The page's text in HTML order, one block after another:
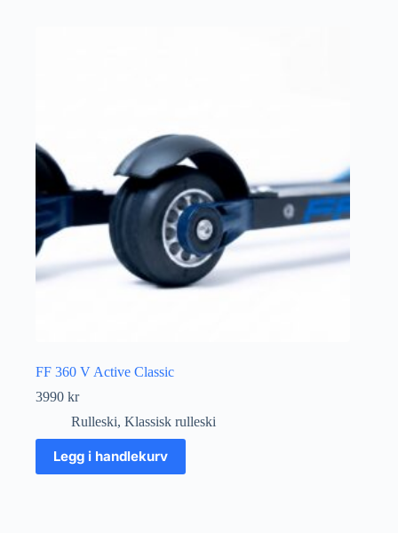
FF 360 V Active Classic
3990 kr
Rulleski, Klassisk rulleski
Legg i handlekurv